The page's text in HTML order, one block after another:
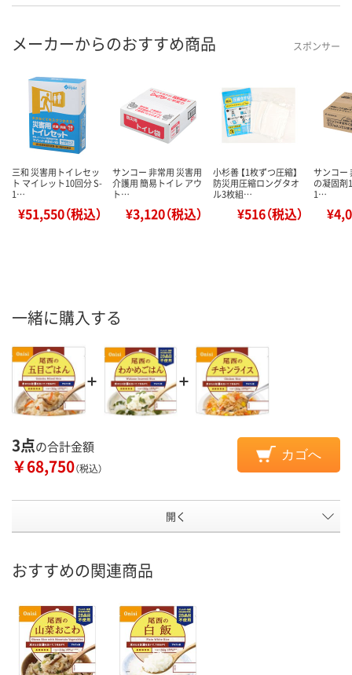
メーカーからのおすすめ商品 スポンサー
三和 災害用トイレセッ
ト マイレット10回分 S-
1…
¥51,550（税込）
サンコー 非常用 災害用
介護用 簡易トイレ アウ
ト…
¥3,120（税込）
小杉善 【1枚ずつ圧縮】
防災用圧縮ロングタオ
ル3枚組…
¥516（税込）
サンコー
の凝固剤
1…
一緒に購入する
3点の合計金額
￥68,750（税込）
カゴへ
開く
おすすめの関連商品